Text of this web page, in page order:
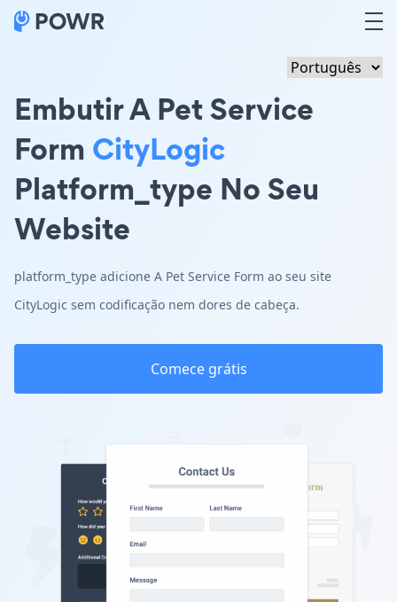
Embutir A Pet Service
Form CityLogic
Platform_type No Seu
Website
platform_type adicione A Pet Service Form ao seu site
CityLogic sem codificação nem dores de cabeça.
Comece grátis